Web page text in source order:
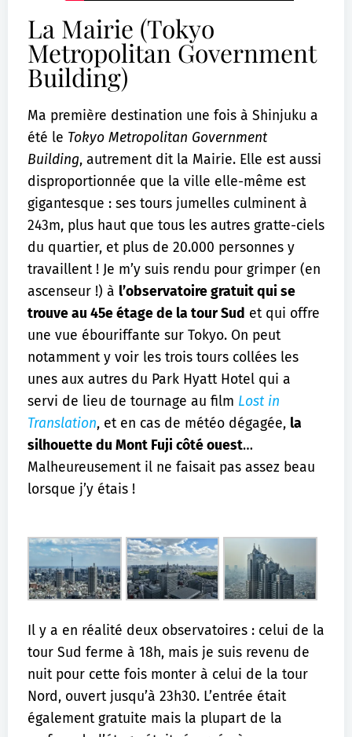
La Mairie (Tokyo
Metropolitan Government
Building)
Ma première destination une fois à Shinjuku a
été le Tokyo Metropolitan Government
Building, autrement dit la Mairie. Elle est aussi
disproportionnée que la ville elle-même est
gigantesque : ses tours jumelles culminent à
243m, plus haut que tous les autres gratte-ciels
du quartier, et plus de 20.000 personnes y
travaillent ! Je m’y suis rendu pour grimper (en
ascenseur !) à l’observatoire gratuit qui se
trouve au 45e étage de la tour Sud et qui offre
une vue ébouriffante sur Tokyo. On peut
notamment y voir les trois tours collées les
unes aux autres du Park Hyatt Hotel qui a
servi de lieu de tournage au film Lost in
Translation, et en cas de météo dégagée, la
silhouette du Mont Fuji côté ouest…
Malheureusement il ne faisait pas assez beau
lorsque j’y étais !
Il y a en réalité deux observatoires : celui de la
tour Sud ferme à 18h, mais je suis revenu de
nuit pour cette fois monter à celui de la tour
Nord, ouvert jusqu’à 23h30. L’entrée était
également gratuite mais la plupart de la